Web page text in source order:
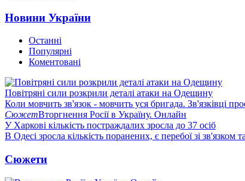
Новини України
Останні
Популярні
Коментовані
Повітряні сили розкрили деталі атаки на Одещину
Коли мовчить зв'язок - мовчить уся бригада. Зв'язківці
СюжетВторгнення Росії в Україну. Онлайн
У Харкові кількість постраждалих зросла до 37 осіб
В Одесі зросла кількість поранених, є перебої зі зв'язком
Сюжети